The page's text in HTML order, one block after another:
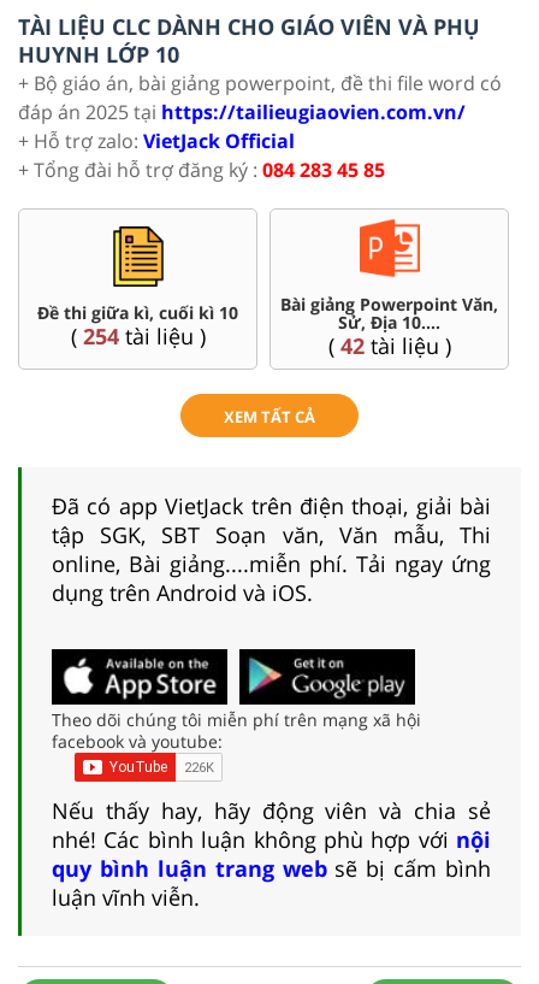
TÀI LIỆU CLC DÀNH CHO GIÁO VIÊN VÀ PHỤ
HUYNH LỚP 10
+ Bộ giáo án, bài giảng powerpoint, đề thi file word có
đáp án 2025 tại https://tailieugiaovien.com.vn/
+ Hỗ trợ zalo: VietJack Official
+ Tổng đài hỗ trợ đăng ký : 084 283 45 85
Đề thi giữa kì, cuối kì 10
( 254tài liệu )
Bài giảng Powerpoint Văn,
Sử, Địa 10....
( 42tài liệu )
XEM TẤT CẢ
Đã có app VietJack trên điện thoại, giải bài
tập SGK, SBT Soạn văn, Văn mẫu, Thi
online, Bài giảng....miễn phí. Tải ngay ứng
dụng trên Android và iOS.
Theo dõi chúng tôi miễn phí trên mạng xã hội
facebook và youtube:
Nếu thấy hay, hãy động viên và chia sẻ
nhé! Các bình luận không phù hợp với nội
quy bình luận trang websẽ bị cấm bình
luận vĩnh viễn.